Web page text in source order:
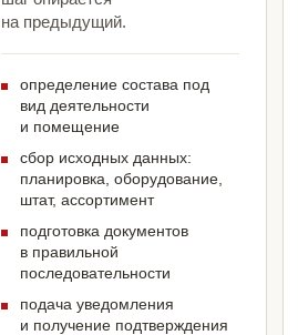
на предыдущий.
определение состава под
вид деятельности
и помещение
сбор исходных данных:
планировка, оборудование,
штат, ассортимент
подготовка документов
в правильной
последовательности
подача уведомления
и получение подтверждения